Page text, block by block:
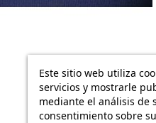
Este sitio web utiliza
servicios y mostrarle
mediante el análisis de
consentimiento sobre